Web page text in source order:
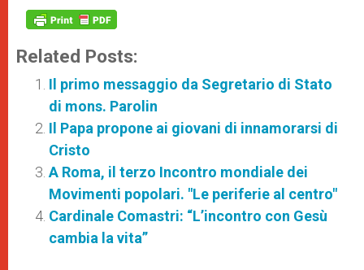
Related Posts:
Il primo messaggio da Segretario di Stato
di mons. Parolin
Il Papa propone ai giovani di innamorarsi di
Cristo
A Roma, il terzo Incontro mondiale dei
Movimenti popolari. "Le periferie al centro"
Cardinale Comastri: “L’incontro con Gesù
cambia la vita”